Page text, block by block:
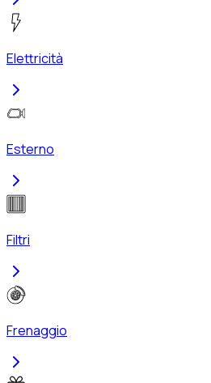
Elettricità
Esterno
Filtri
Frenaggio